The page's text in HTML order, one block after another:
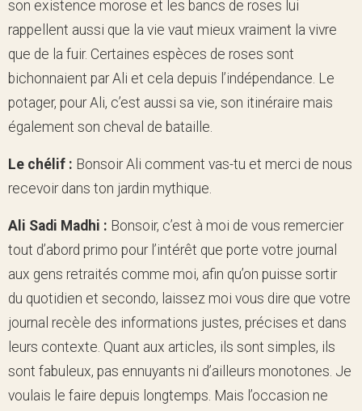
son existence morose et les bancs de roses lui
rappellent aussi que la vie vaut mieux vraiment la vivre
que de la fuir. Certaines espèces de roses sont
bichonnaient par Ali et cela depuis l’indépendance. Le
potager, pour Ali, c’est aussi sa vie, son itinéraire mais
également son cheval de bataille.
Le chélif : Bonsoir Ali comment vas-tu et merci de nous
recevoir dans ton jardin mythique.
Ali Sadi Madhi : Bonsoir, c’est à moi de vous remercier
tout d’abord primo pour l’intérêt que porte votre journal
aux gens retraités comme moi, afin qu’on puisse sortir
du quotidien et secondo, laissez moi vous dire que votre
journal recèle des informations justes, précises et dans
leurs contexte. Quant aux articles, ils sont simples, ils
sont fabuleux, pas ennuyants ni d’ailleurs monotones. Je
voulais le faire depuis longtemps. Mais l’occasion ne